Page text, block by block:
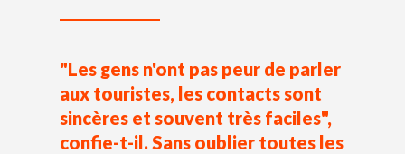
"Les gens n'ont pas peur de parler
aux touristes, les contacts sont
sincères et souvent très faciles",
confie-t-il. Sans oublier toutes les